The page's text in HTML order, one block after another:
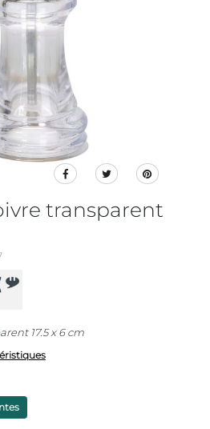
transparent
17.5 x 6 cm